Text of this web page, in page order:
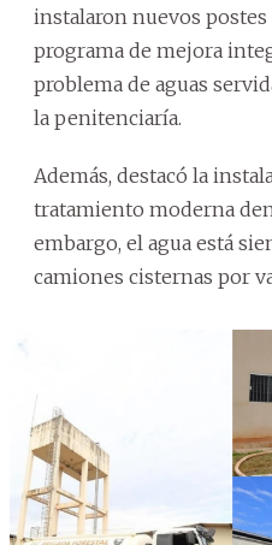
instalaron nuevos
programa de mejora
problema de aguas
la penitenciaría.
Además, destacó la
tratamiento moderna
embargo, el agua está
camiones cisternas por